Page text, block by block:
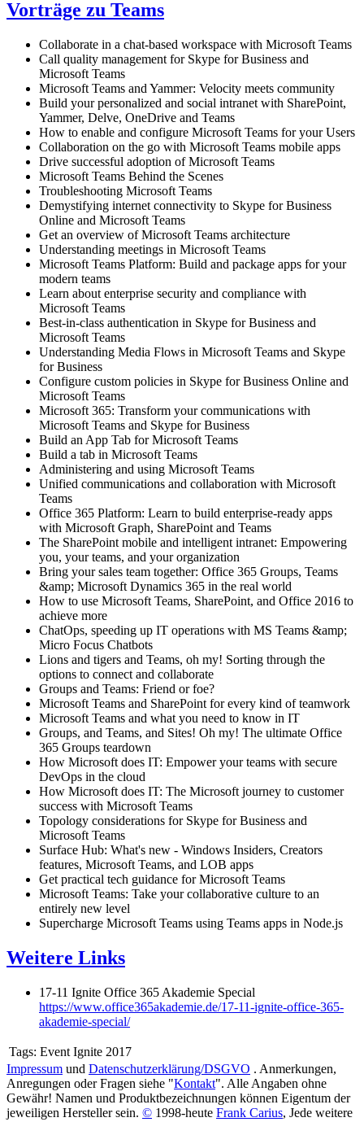
Vorträge zu Teams
Collaborate in a chat-based workspace with Microsoft Teams
Call quality management for Skype for Business and
Microsoft Teams
Microsoft Teams and Yammer: Velocity meets community
Build your personalized and social intranet with SharePoint,
Yammer, Delve, OneDrive and Teams
How to enable and configure Microsoft Teams for your Users
Collaboration on the go with Microsoft Teams mobile apps
Drive successful adoption of Microsoft Teams
Microsoft Teams Behind the Scenes
Troubleshooting Microsoft Teams
Demystifying internet connectivity to Skype for Business
Online and Microsoft Teams
Get an overview of Microsoft Teams architecture
Understanding meetings in Microsoft Teams
Microsoft Teams Platform: Build and package apps for your
modern teams
Learn about enterprise security and compliance with
Microsoft Teams
Best-in-class authentication in Skype for Business and
Microsoft Teams
Understanding Media Flows in Microsoft Teams and Skype
for Business
Configure custom policies in Skype for Business Online and
Microsoft Teams
Microsoft 365: Transform your communications with
Microsoft Teams and Skype for Business
Build an App Tab for Microsoft Teams
Build a tab in Microsoft Teams
Administering and using Microsoft Teams
Unified communications and collaboration with Microsoft
Teams
Office 365 Platform: Learn to build enterprise-ready apps
with Microsoft Graph, SharePoint and Teams
The SharePoint mobile and intelligent intranet: Empowering
you, your teams, and your organization
Bring your sales team together: Office 365 Groups, Teams
&amp; Microsoft Dynamics 365 in the real world
How to use Microsoft Teams, SharePoint, and Office 2016 to
achieve more
ChatOps, speeding up IT operations with MS Teams &amp;
Micro Focus Chatbots
Lions and tigers and Teams, oh my! Sorting through the
options to connect and collaborate
Groups and Teams: Friend or foe?
Microsoft Teams and SharePoint for every kind of teamwork
Microsoft Teams and what you need to know in IT
Groups, and Teams, and Sites! Oh my! The ultimate Office
365 Groups teardown
How Microsoft does IT: Empower your teams with secure
DevOps in the cloud
How Microsoft does IT: The Microsoft journey to customer
success with Microsoft Teams
Topology considerations for Skype for Business and
Microsoft Teams
Surface Hub: What's new - Windows Insiders, Creators
features, Microsoft Teams, and LOB apps
Get practical tech guidance for Microsoft Teams
Microsoft Teams: Take your collaborative culture to an
entirely new level
Supercharge Microsoft Teams using Teams apps in Node.js
Weitere Links
17-11 Ignite Office 365 Akademie Special
https://www.office365akademie.de/17-11-ignite-office-365-
akademie-special/
Tags: Event Ignite 2017
Impressum und Datenschutzerklärung/DSGVO . Anmerkungen,
Anregungen oder Fragen siehe "Kontakt". Alle Angaben ohne
Gewähr! Namen und Produktbezeichnungen können Eigentum der
jeweiligen Hersteller sein. © 1998-heute Frank Carius, Jede weitere